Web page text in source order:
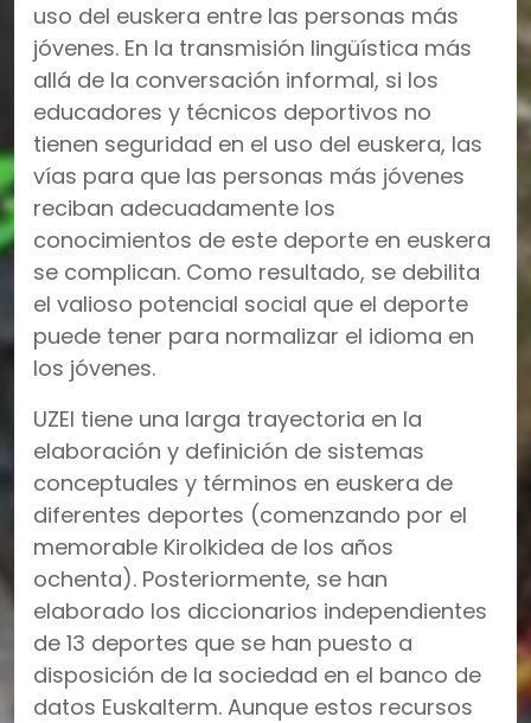
uso del euskera entre las personas más
jóvenes. En la transmisión lingüística más
allá de la conversación informal, si los
educadores y técnicos deportivos no
tienen seguridad en el uso del euskera, las
vías para que las personas más jóvenes
reciban adecuadamente los
conocimientos de este deporte en euskera
se complican. Como resultado, se debilita
el valioso potencial social que el deporte
puede tener para normalizar el idioma en
los jóvenes.
UZEI tiene una larga trayectoria en la
elaboración y definición de sistemas
conceptuales y términos en euskera de
diferentes deportes (comenzando por el
memorable Kirolkidea de los años
ochenta). Posteriormente, se han
elaborado los diccionarios independientes
de 13 deportes que se han puesto a
disposición de la sociedad en el banco de
datos Euskalterm. Aunque estos recursos